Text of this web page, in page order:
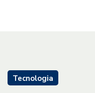
Tecnologia